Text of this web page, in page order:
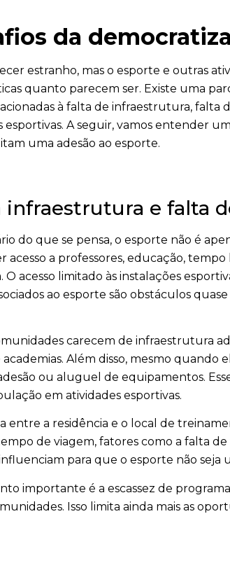
da
estranho, mas o esporte e outras
quanto parecem ser. Existe uma
à falta de infraestrutura, falta
esportivas. A seguir, vamos entender
uma adesão ao esporte.
infraestrutura e falta
do que se pensa, o esporte não é
acesso a professores, educação,
acesso limitado às instalações
ao esporte são obstáculos
carecem de infraestrutura
Além disso, mesmo quando
ou aluguel de equipamentos.
em atividades esportivas.
entre a residência e o local de
de viagem, fatores como a falta
para que o esporte não seja
importante é a escassez de
Isso limita ainda mais as